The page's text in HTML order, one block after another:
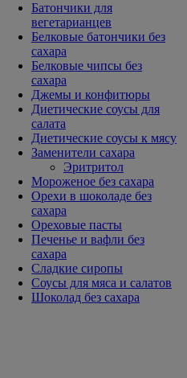
Батончики для
вегетарианцев
Белковые батончики без
сахара
Белковые чипсы без
сахара
Джемы и конфитюры
Диетические соусы для
салата
Диетические соусы к мясу
Заменители сахара
Эритритол
Мороженое без сахара
Орехи в шоколаде без
сахара
Ореховые пасты
Печенье и вафли без
сахара
Сладкие сиропы
Соусы для мяса и салатов
Шоколад без сахара